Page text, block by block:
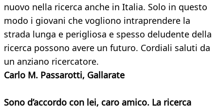
nuovo nella ricerca anche in Italia. Solo in questo
modo i giovani che vogliono intraprendere la
strada lunga e perigliosa e spesso deludente della
ricerca possono avere un futuro. Cordiali saluti da
un anziano ricercatore.
Carlo M. Passarotti, Gallarate
Sono d’accordo con lei, caro amico. La ricerca